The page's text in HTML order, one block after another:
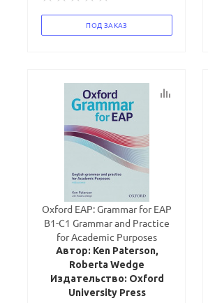
ПОД ЗАКАЗ
Oxford EAP: Grammar for EAP
B1-C1 Grammar and Practice
for Academic Purposes
Автор: Ken Paterson,
Roberta Wedge
Издательство: Oxford
University Press